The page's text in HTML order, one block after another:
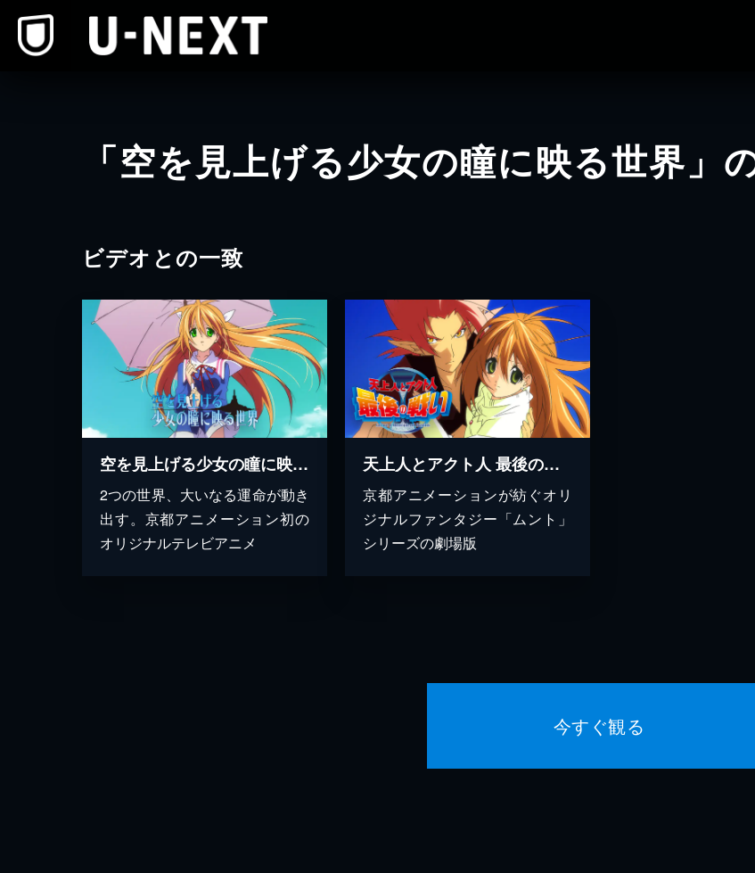
「空を見上げる少女の瞳に映る世界」
ビデオとの一致
空を見上げる少女の瞳に映る世界
2つの世界、大いなる運命が動き
出す。京都アニメーション初の
オリジナルテレビアニメ
天上人とアクト人 最後の戦い
京都アニメーションが紡ぐオリ
ジナルファンタジー「ムント」
シリーズの劇場版
今すぐ観る